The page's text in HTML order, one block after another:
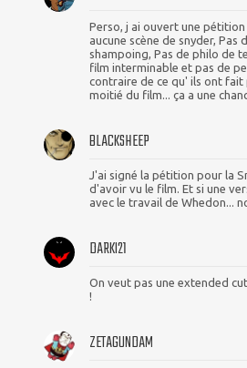
Perso, j ai ouvert une pétition
aucune scène de snyder,
shampoing, Pas de philo de
film interminable et pas de
contraire de ce qu' ils ont fait
moitié du film... ça a une
BLACKSHEEP
J'ai signé la pétition pour la
d'avoir vu le film. Et si une
avec le travail de Whedon...
DARKI21
On veut pas une extended
!
ZETAGUNDAM